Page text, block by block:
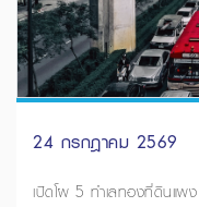
24 กรกฎาคม 2569
เปิดโผ 5 ทำเลทองที่ดินแพง